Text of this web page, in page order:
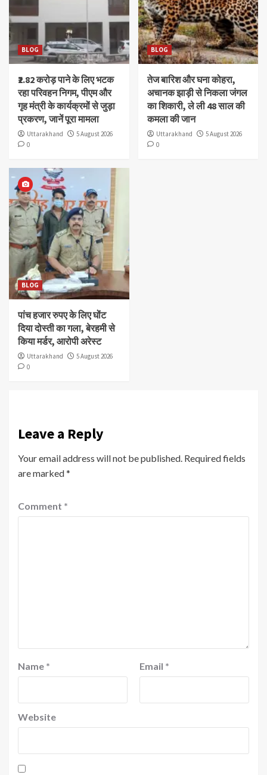
BLOG
₹2.82 करोड़ पाने के लिए भटक
रहा परिवहन निगम, पीएम और
गृह मंत्री के कार्यक्रमों से जुड़ा
प्रकरण, जानें पूरा मामला
Uttarakhand
5 August 2026
0
BLOG
तेज बारिश और घना कोहरा,
अचानक झाड़ी से निकला जंगल
का शिकारी, ले ली 48 साल की
कमला की जान
Uttarakhand
5 August 2026
0
BLOG
पांच हजार रुपए के लिए घोंट
दिया दोस्ती का गला, बेरहमी से
किया मर्डर, आरोपी अरेस्ट
Uttarakhand
5 August 2026
0
Leave a Reply
Your email address will not be published. Required fields
are marked*
Comment *
Name * Email *
Website